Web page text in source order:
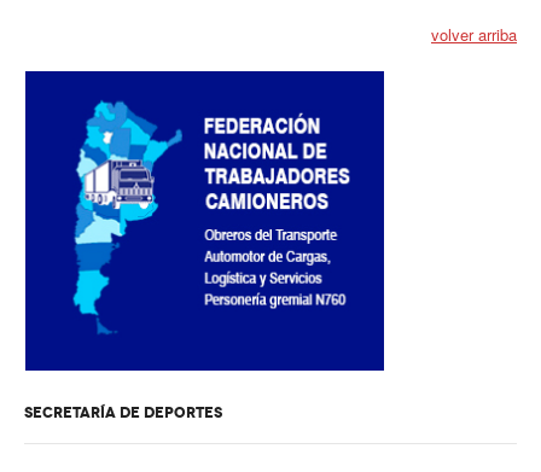
Secretaría de Turismo
Secretaría de Capacitación
Sec. Derechos Humanos
Secretaría de Acción Social
Secretaría de Accidentes de Trabajo
Secretaría de Asuntos Jurídicos
Secretaría de la Juventud
Secretaría de la Vivienda
volver arriba
SECRETARÍA DE DEPORTES